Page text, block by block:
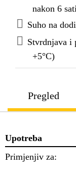
nakon 6
Suho na
Stvrdnjava i
+5°C)
Pregled
Upotreba
Primjenjiv za: